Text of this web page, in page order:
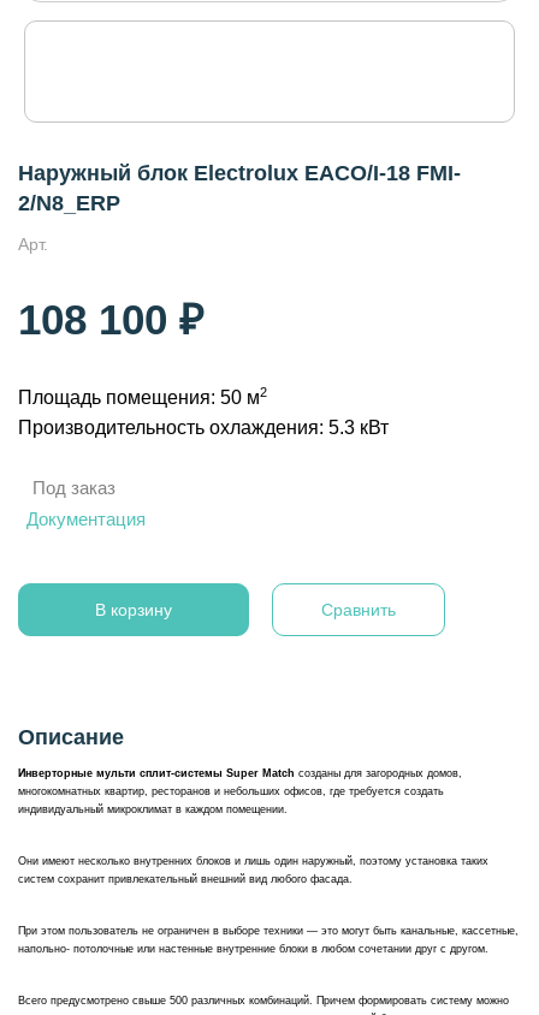
Наружный блок Electrolux EACO/I-18 FMI-
2/N8_ERP
Арт.
108 100 ₽
Площадь помещения: 50 м2
Производительность охлаждения: 5.3 кВт
Под заказ
Документация
В корзину Сравнить
Описание
Инверторные мульти сплит-системы Super Match созданы для загородных домов,
многокомнатных квартир, ресторанов и небольших офисов, где требуется создать
индивидуальный микроклимат в каждом помещении.
Они имеют несколько внутренних блоков и лишь один наружный, поэтому установка таких
систем сохранит привлекательный внешний вид любого фасада.
При этом пользователь не ограничен в выборе техники — это могут быть канальные, кассетные,
напольно- потолочные или настенные внутренние блоки в любом сочетании друг с другом.
Всего предусмотрено свыше 500 различных комбинаций. Причем формировать систему можно